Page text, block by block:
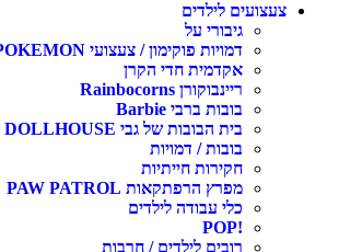
צעצועים לילדים
גיבורי על
דמויות פוקימון / צעצועי POKEMON
אקדמית חדי הקרן
ריינבוקורן Rainbocorns
בובות ברבי Barbie
בית הבובות של גבי GABBY'S DOLLHOUSE
בובות / דמויות
חקירות חייתיות
מפרץ הרפתקאות PAW PATROL
כלי עבודה לילדים
!POP
רובים לילדים / חרבות